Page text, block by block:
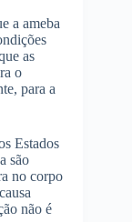
a ameba
as
o
para a
Estados
são
no corpo
não é